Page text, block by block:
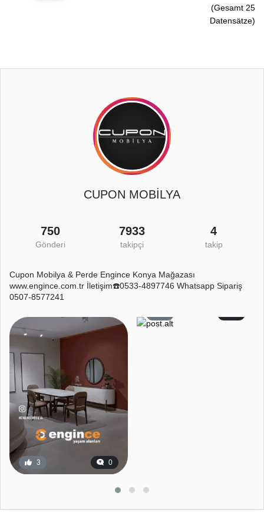
(Gesamt 25
Datensätze)
CUPON MOBİLYA
750
Gönderi
7933
takipçi
4
takip
Cupon Mobilya & Perde Engince Konya Mağazası
www.engince.com.tr İletişim☎️0533-4897746 Whatsapp Sipariş
0507-8577241
3 0